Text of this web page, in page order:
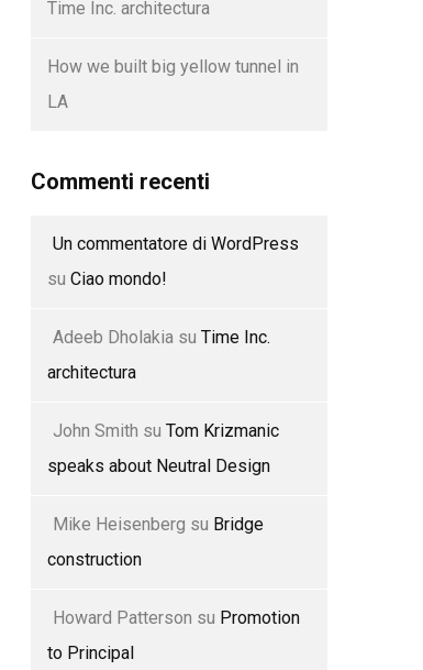
Time Inc. architectura
How we built big yellow tunnel in
LA
Commenti recenti
Un commentatore di WordPress
su Ciao mondo!
Adeeb Dholakia su Time Inc.
architectura
John Smith su Tom Krizmanic
speaks about Neutral Design
Mike Heisenberg su Bridge
construction
Howard Patterson su Promotion
to Principal